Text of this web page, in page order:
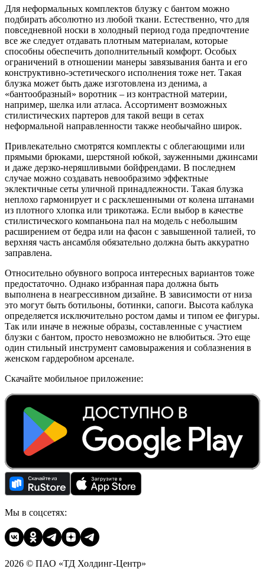
Для неформальных комплектов блузку с бантом можно
подбирать абсолютно из любой ткани. Естественно, что для
повседневной носки в холодный период года предпочтение
все же следует отдавать плотным материалам, которые
способны обеспечить дополнительный комфорт. Особых
ограничений в отношении манеры завязывания банта и его
конструктивно-эстетического исполнения тоже нет. Такая
блузка может быть даже изготовлена из денима, а
«бантообразный» воротник – из контрастной материи,
например, шелка или атласа. Ассортимент возможных
стилистических партеров для такой вещи в сетах
неформальной направленности также необычайно широк.
Привлекательно смотрятся комплекты с облегающими или
прямыми брюками, шерстяной юбкой, зауженными джинсами
и даже дерзко-неряшливыми бойфрендами. В последнем
случае можно создавать невообразимо эффектные
эклектичные сеты уличной принадлежности. Такая блузка
неплохо гармонирует и с расклешенными от колена штанами
из плотного хлопка или трикотажа. Если выбор в качестве
стилистического компаньона пал на модель с небольшим
расширением от бедра или на фасон с завышенной талией, то
верхняя часть ансамбля обязательно должна быть аккуратно
заправлена.
Относительно обувного вопроса интересных вариантов тоже
предостаточно. Однако избранная пара должна быть
выполнена в неагрессивном дизайне. В зависимости от низа
это могут быть ботильоны, ботинки, сапоги. Высота каблука
определяется исключительно ростом дамы и типом ее фигуры.
Так или иначе в нежные образы, составленные с участием
блузки с бантом, просто невозможно не влюбиться. Это еще
один стильный инструмент самовыражения и соблазнения в
женском гардеробном арсенале.
Скачайте мобильное приложение:
Мы в соцсетях:
2026 © ПАО «ТД Холдинг-Центр»